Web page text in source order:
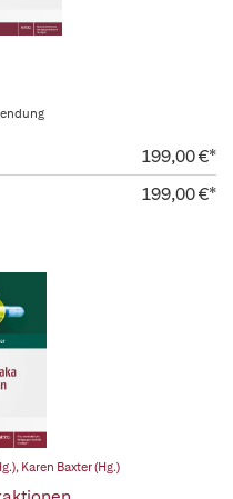
199,00 €*
199,00 €*
, Karen Baxter (Hg.)